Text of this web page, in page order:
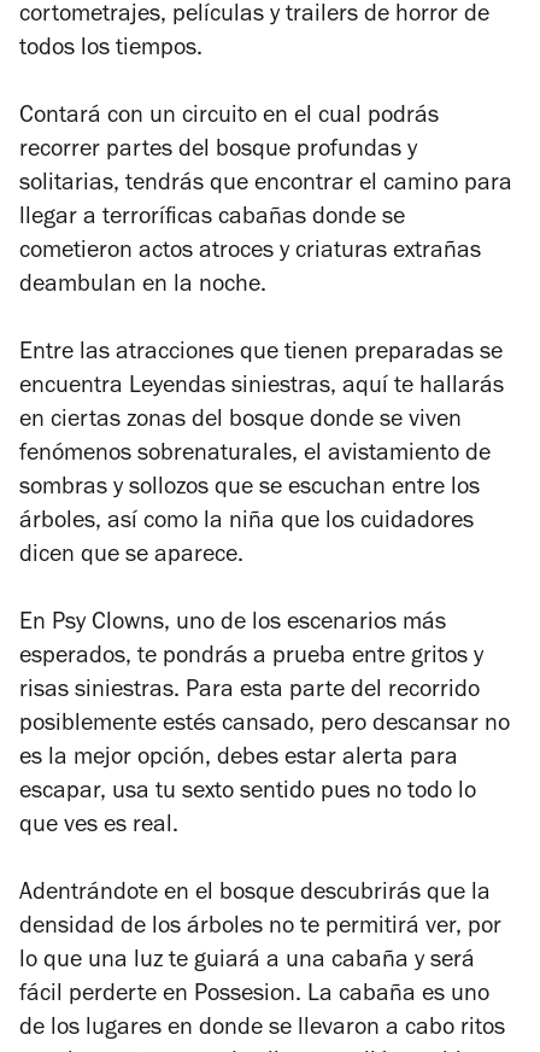
cortometrajes, películas y trailers de horror de
todos los tiempos.
Contará con un circuito en el cual podrás
recorrer partes del bosque profundas y
solitarias, tendrás que encontrar el camino para
llegar a terroríficas cabañas donde se
cometieron actos atroces y criaturas extrañas
deambulan en la noche.
Entre las atracciones que tienen preparadas se
encuentra Leyendas siniestras, aquí te hallarás
en ciertas zonas del bosque donde se viven
fenómenos sobrenaturales, el avistamiento de
sombras y sollozos que se escuchan entre los
árboles, así como la niña que los cuidadores
dicen que se aparece.
En Psy Clowns, uno de los escenarios más
esperados, te pondrás a prueba entre gritos y
risas siniestras. Para esta parte del recorrido
posiblemente estés cansado, pero descansar no
es la mejor opción, debes estar alerta para
escapar, usa tu sexto sentido pues no todo lo
que ves es real.
Adentrándote en el bosque descubrirás que la
densidad de los árboles no te permitirá ver, por
lo que una luz te guiará a una cabaña y será
fácil perderte en Possesion. La cabaña es uno
de los lugares en donde se llevaron a cabo ritos